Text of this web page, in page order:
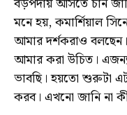
মনে হয়, কমার্শিয়াল
আমার দর্শকরাও
আমার করা উচিত।
ভাবছি। হয়তো শুরুটা
করব। এখনো জানি না কী